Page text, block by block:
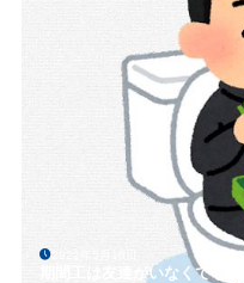
2022年5月16日
期間工は友達がいなくても